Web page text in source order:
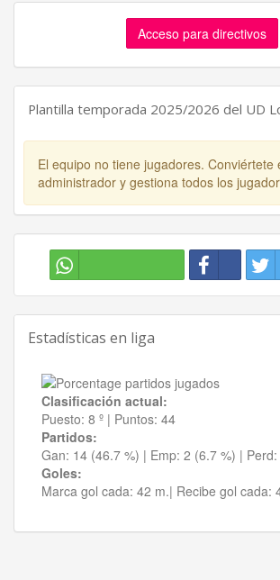
Acceso para directivos
Plantilla temporada 2025/2026 del UD
El equipo no tiene jugadores. Conviértete
administrador y gestiona todos los
Estadísticas en liga
Clasificación actual:
Puesto: 8 º | Puntos: 44
Partidos:
Gan: 14 (46.7 %) | Emp: 2 (6.7 %) | Perd:
Goles:
Marca gol cada: 42 m.| Recibe gol cada: